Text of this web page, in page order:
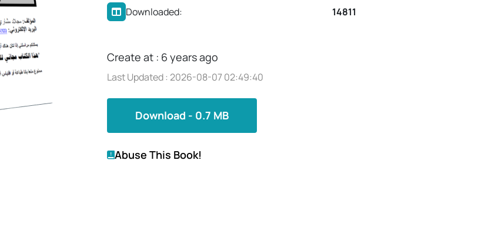
Downloaded: 14811
Create at : 6 years ago
Last Updated : 2026-08-07 02:49:40
Download - 0.7 MB
Abuse This Book!